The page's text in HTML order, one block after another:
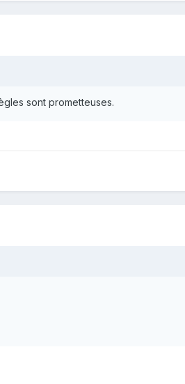
sont prometteuses.